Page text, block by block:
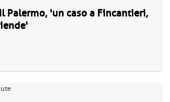
Palermo, 'un caso a Fincantieri,